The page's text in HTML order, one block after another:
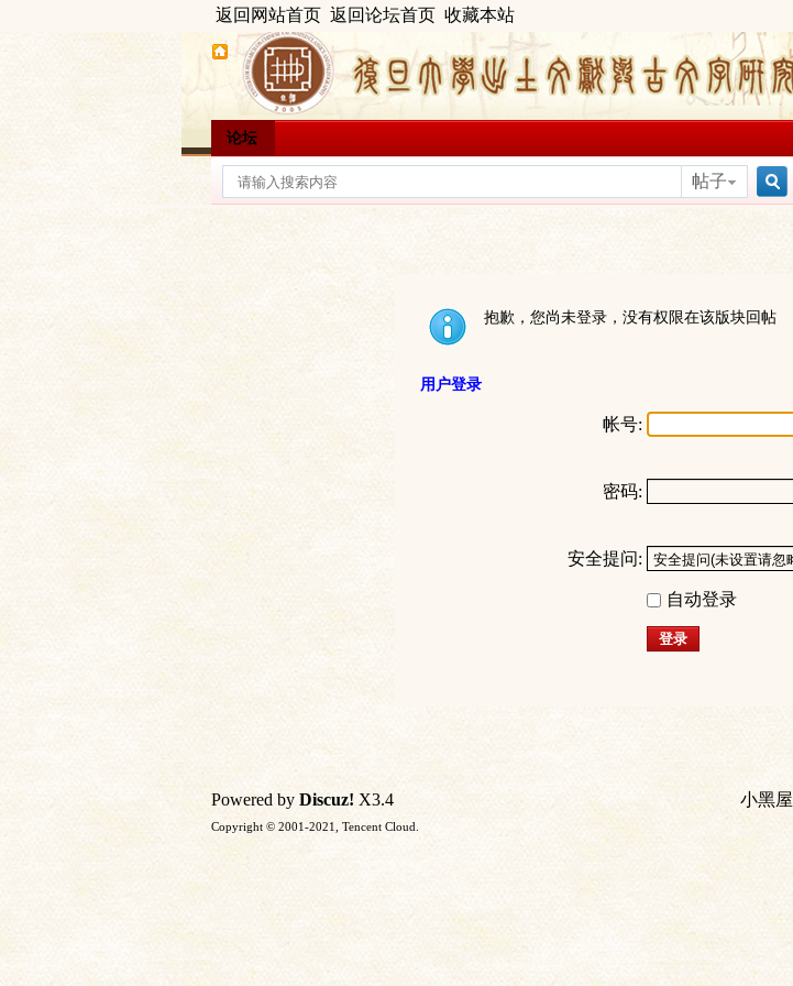
返回网站首页 返回论坛首页 收藏本站
论坛
帖子
索
抱歉，您尚未登录，没有权限在该版块回帖
用户登录
帐号:
密码:
安全提问:
自动登录
登录
小黑屋
Powered by Discuz! X3.4
Copyright © 2001-2021, Tencent Cloud.